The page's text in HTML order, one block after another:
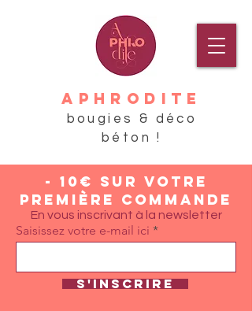
APHRODITE
bougies & déco
béton !
- 10€ sur votre
première commande
En vous inscrivant à la newsletter
Saisissez votre e-mail ici
S'inscrire